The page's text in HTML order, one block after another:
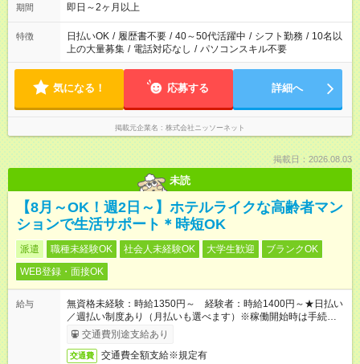
期間 即日～2ヶ月以上
特徴 日払いOK / 履歴書不要 / 40～50代活躍中 / シフト勤務 / 10名以
上の大量募集 / 電話対応なし / パソコンスキル不要
気になる！ 応募する 詳細へ
掲載元企業名 株式会社ニッソーネット
掲載日：2026.08.03
未読
【8月～OK！週2日～】ホテルライクな高齢者マン
ションで生活サポート＊時短OK
派遣 職種未経験OK 社会人未経験OK 大学生歓迎
ブランクOK
WEB登録・面接OK
給与
無資格未経験：時給1350円～ 経験者：時給1400円～★日払い
／週払い制度あり（月払いも選べます）※稼働開始時は手続き完
了次第のお支払いとなります。
交通費別途支給あり
交通費 交通費全額支給※規定有